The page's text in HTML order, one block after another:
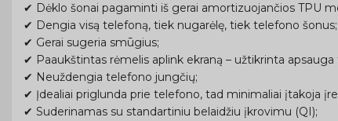
✔ Dėklo šonai pagaminti iš gerai amortizuojančios TPU
✔ Dengia visą telefoną, tiek nugarėlę, tiek telefono šonus;
✔ Gerai sugeria smūgius;
✔ Paaukštintas rėmelis aplink ekraną – užtikrinta
✔ Neuždengia telefono jungčių;
✔ Įdealiai priglunda prie telefono, tad minimaliai įtakoja
✔ Suderinamas su standartiniu belaidžiu įkrovimu (QI);